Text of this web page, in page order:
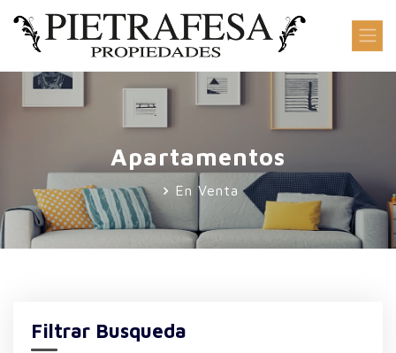
Apartamentos
En Venta
Filtrar Busqueda